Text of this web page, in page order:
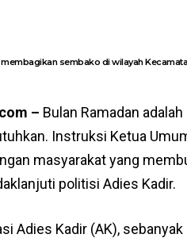
sembako di wilayah
– Bulan Ramadan
Instruksi Ketua
masyarakat yang
politisi Adies Kadir.
Adies Kadir (AK),